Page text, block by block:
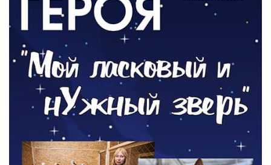
Новый настил на экотропе
05.08.2026